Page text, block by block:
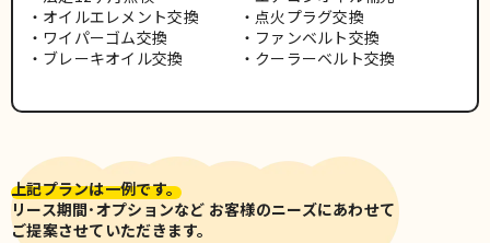
オイルエレメント交換
ワイパーゴム交換
ブレーキオイル交換
点火プラグ交換
ファンベルト交換
クーラーベルト交換
上記プランは一例です。
リース期間･オプションなど お客様のニーズにあわせて
ご提案させていただきます。